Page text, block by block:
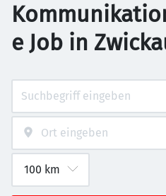
e Job in